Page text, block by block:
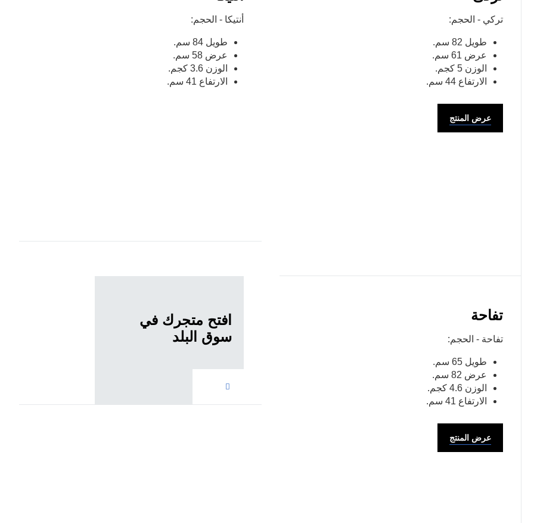
تركي - الحجم:
طويل 82 سم.
عرض 61 سم.
الوزن 5 كجم.
الارتفاع 44 سم.
عرض المنتج
أنتيكا - الحجم:
طويل 84 سم.
عرض 58 سم.
الوزن 3.6 كجم.
الارتفاع 41 سم.
تفاحة
تفاحة - الحجم:
طويل 65 سم.
عرض 82 سم.
الوزن 4.6 كجم.
الارتفاع 41 سم.
عرض المنتج
افتح متجرك في
سوق البلد